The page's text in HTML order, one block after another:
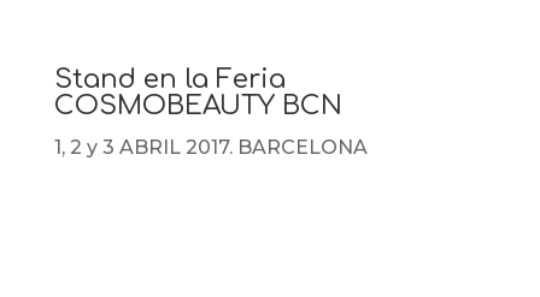
Stand en la Feria
COSMOBEAUTY BCN
1, 2 y 3 ABRIL 2017. BARCELONA